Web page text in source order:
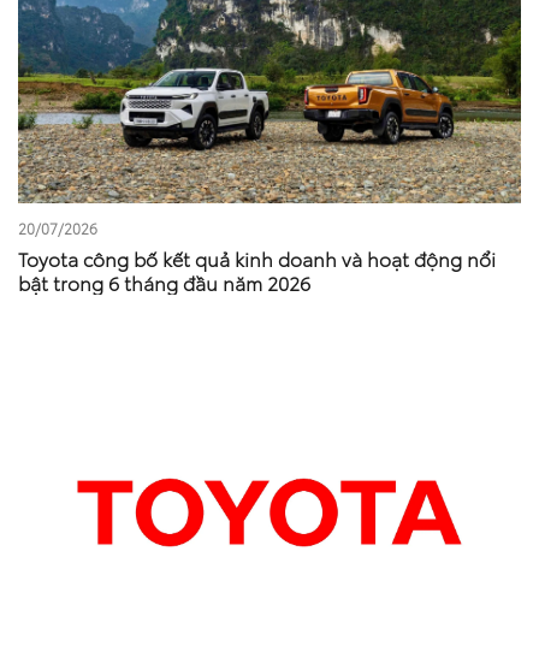
20/07/2026
Toyota công bố kết quả kinh doanh và hoạt động nổi
bật trong 6 tháng đầu năm 2026